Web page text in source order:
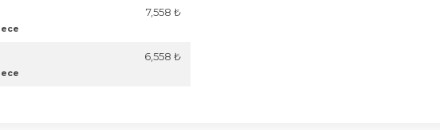
7,558 ₺
6,558 ₺